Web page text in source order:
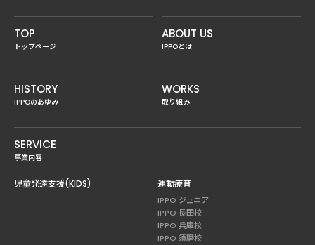
TOP
トップページ
ABOUT US
IPPOとは
HISTORY
IPPOのあゆみ
WORKS
取り組み
SERVICE
事業内容
児童発達支援(KIDS) 運動療育
IPPO ジュニア
IPPO 長田校
IPPO 兵庫校
IPPO 須磨校